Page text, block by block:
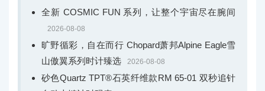
全新 COSMIC FUN 系列，让整个宇宙尽在腕间
2026-08-08
旷野循彩，自在而行 Chopard萧邦Alpine Eagle雪
山傲翼系列时计臻选
2026-08-08
砂色Quartz TPT®石英纤维款RM 65-01 双秒追针